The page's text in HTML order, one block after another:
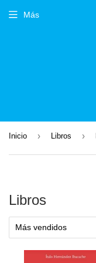
Más
Inicio › Libros ›
Libros